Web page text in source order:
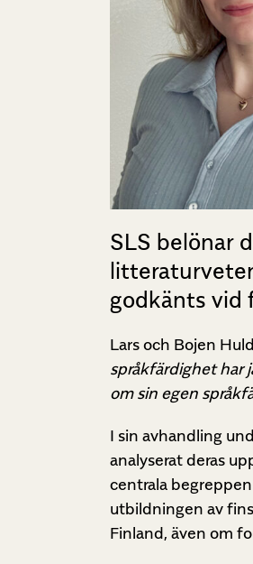
SLS belönar
godkänts vid
Lars och Bojen
språkfärdighet har
om sin egen
I sin avhandling
analyserat deras
centrala
utbildningen av
Finland, även om